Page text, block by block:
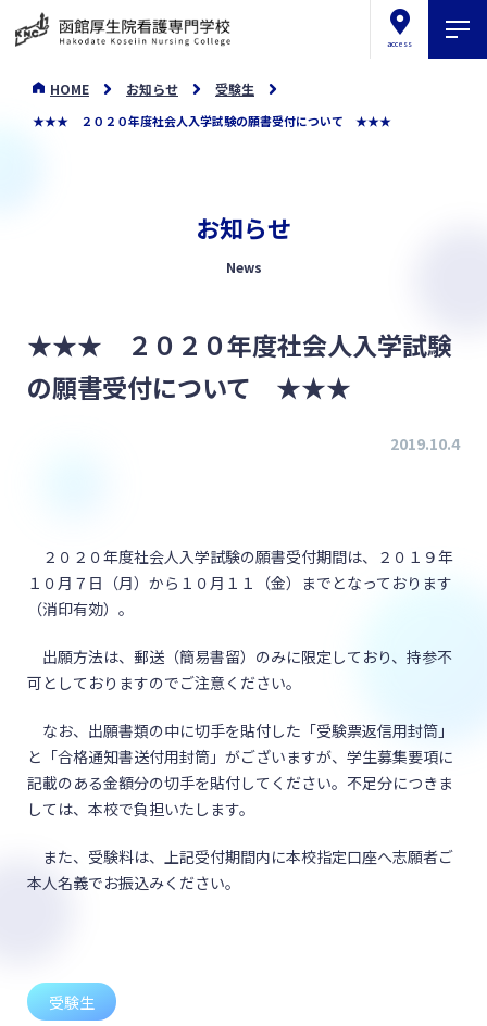
access
HOME お知らせ 受験生
★★★ ２０２０年度社会人入学試験の願書受付について ★★★
お知らせ
News
★★★ ２０２０年度社会人入学試験
の願書受付について ★★★
2019.10.4
２０２０年度社会人入学試験の願書受付期間は、２０１９年
１０月７日（月）から１０月１１（金）までとなっております
（消印有効）。
出願方法は、郵送（簡易書留）のみに限定しており、持参不
可としておりますのでご注意ください。
なお、出願書類の中に切手を貼付した「受験票返信用封筒」
と「合格通知書送付用封筒」がございますが、学生募集要項に
記載のある金額分の切手を貼付してください。不足分につきま
しては、本校で負担いたします。
また、受験料は、上記受付期間内に本校指定口座へ志願者ご
本人名義でお振込みください。
受験生